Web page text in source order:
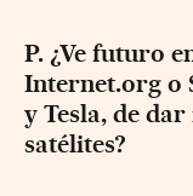
P. ¿Ve futuro
Internet.org o
y Tesla, de
satélites?